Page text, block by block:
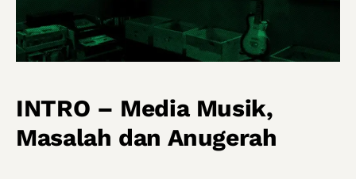
INTRO – Media Musik,
Masalah dan Anugerah